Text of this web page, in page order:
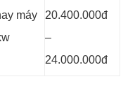
máy
20.400.000đ
–
24.000.000đ